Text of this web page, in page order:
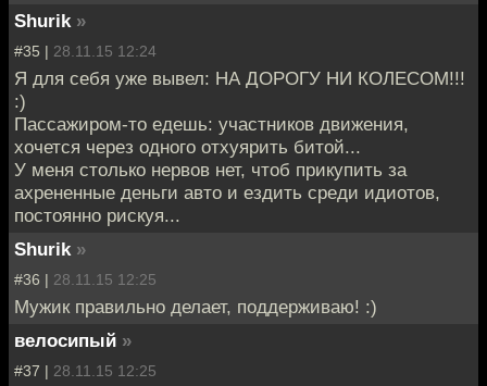
Shurik »
#35 | 28.11.15 12:24
Я для себя уже вывел: НА ДОРОГУ НИ КОЛЕСОМ!!!
:)
Пассажиром-то едешь: участников движения,
хочется через одного отхуярить битой...
У меня столько нервов нет, чтоб прикупить за
ахрененные деньги авто и ездить среди идиотов,
постоянно рискуя...
Shurik »
#36 | 28.11.15 12:25
Мужик правильно делает, поддерживаю! :)
велосипый »
#37 | 28.11.15 12:25